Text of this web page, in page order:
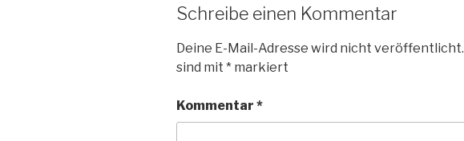
Schreibe einen Kommentar
Deine E-Mail-Adresse wird nicht veröffentlicht.
sind mit * markiert
Kommentar *